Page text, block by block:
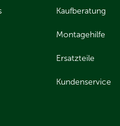
Kaufberatung
Montagehilfe
Ersatzteile
Kundenservice